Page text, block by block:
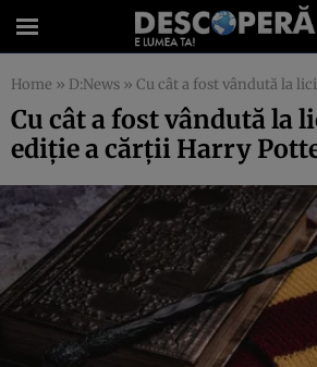
Home » D:News » Cu cât a fost vândută la licitație
Cu cât a fost vândută la
ediție a cărții Harry